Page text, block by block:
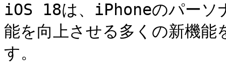
iOS 18は、iPhoneのパーソ
能を向上させる多くの新機
す。